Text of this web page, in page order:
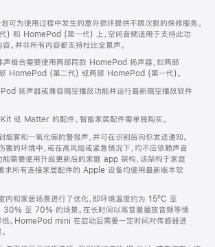
为使用过程中发生的意外损坏提供不限次数的保修服务。
) 和 HomePod (第一代) 上，空间音频适用于支持此功
。并非所有内容都支持杜比全景声。
组合需要使用两部同款 HomePod 扬声器，如两部
HomePod (第二代) 或两部 HomePod (第一代)。
扬声器或兼容隔空播放功能并运行最新隔空播放软件
或 Matter 的配件。智能家居配件需单独购买。
烟雾和一氧化碳的警报声，并可在识别后向你发送通知。
害的环境中，或在高风险或紧急情况下，均不应依赖声音
能需要使用升级更新后的家庭 app 架构，该架构于家庭
求所有连接家居配件的 Apple 设备均使用最新版本软
内和家居场景进行了优化，即环境温度约为 15ºC 至
30% 至 70% 的场景。在长时间以高音量播放音频等情
低。HomePod mini 在启动后需要一定时间对传感器进